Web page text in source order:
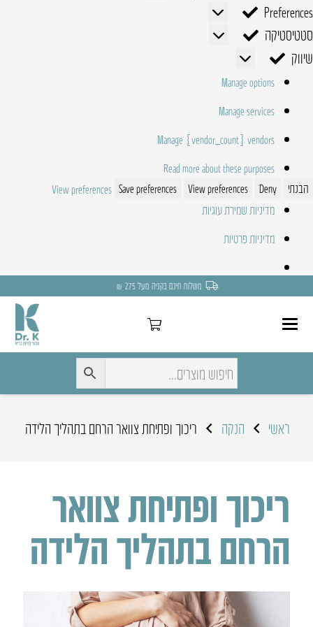
Preferences
Preferences
סטטיסטיקה
סטטיסטיקה
שיווק
שיווק
Manage options
Manage services
Manage {vendor_count} vendors
Read more about these purposes
הבנתי
Deny
View preferences
Save preferences
View preferences
מדיניות שמירת עוגיות
מדיניות פרטיות
משלוח חינם בקניה מעל 275 ₪
ראשי הנקה ריכוך ופתיחת צוואר הרחם בתהליך הלידה
ריכוך ופתיחת צוואר
הרחם בתהליך הלידה